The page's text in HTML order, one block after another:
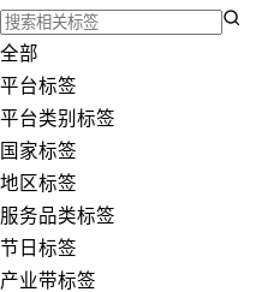
全部
平台标签
平台类别标签
国家标签
地区标签
服务品类标签
节日标签
产业带标签